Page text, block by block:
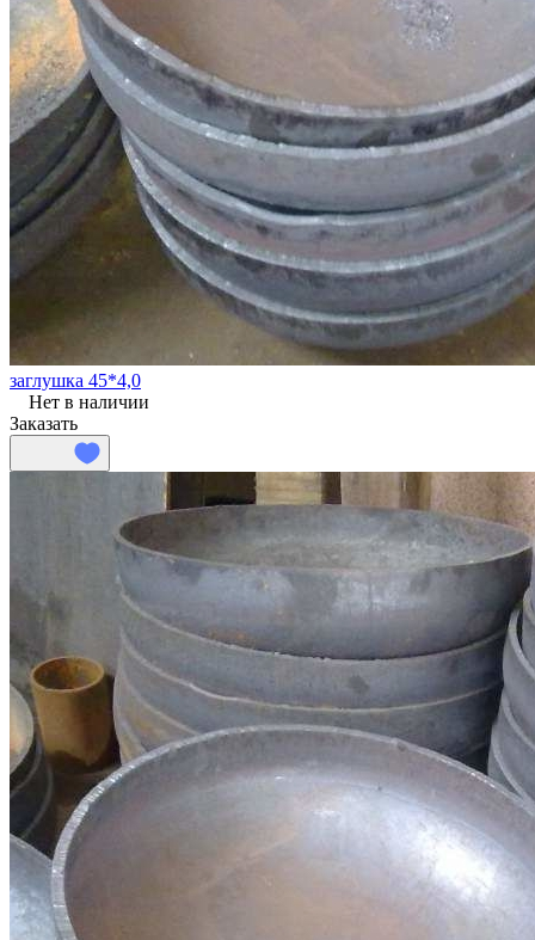
заглушка 45*4,0
Нет в наличии
Заказать